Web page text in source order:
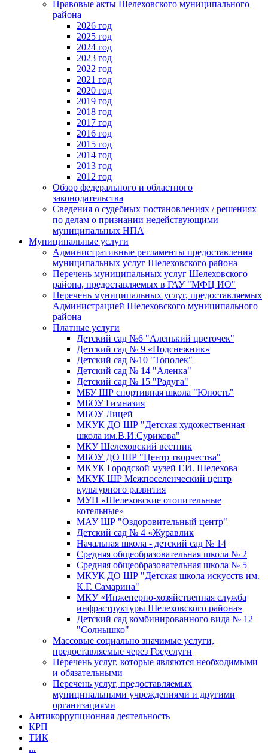
Правовые акты Шелеховского муниципального
района
2026 год
2025 год
2024 год
2023 год
2022 год
2021 год
2020 год
2019 год
2018 год
2017 год
2016 год
2015 год
2014 год
2013 год
2012 год
Обзор федерального и областного
законодательства
Сведения о судебных постановлениях / решениях
по делам о признании недействующими
муниципальных НПА
Муниципальные услуги
Административные регламенты предоставления
муниципальных услуг Шелеховского района
Перечень муниципальных услуг Шелеховского
района, предоставляемых в ГАУ "МФЦ ИО"
Перечень муниципальных услуг, предоставляемых
Администрацией Шелеховского муниципального
района
Платные услуги
Детский сад №6 "Аленький цветочек"
Детский сад № 9 «Подснежник»
Детский сад №10 "Тополек"
Детский сад № 14 "Аленка"
Детский сад № 15 "Радуга"
МБУ ШР спортивная школа "Юность"
МБОУ Гимназия
МБОУ Лицей
МКУК ДО ШР "Детская художественная
школа им.В.И.Сурикова"
МКУ Шелеховский вестник
МБОУ ДО ШР "Центр творчества"
МКУК Городской музей Г.И. Шелехова
МКУК ШР Межпоселенческий центр
культурного развития
МУП «Шелеховские отопительные
котельные»
МАУ ШР "Оздоровительный центр"
Детский сад № 4 «Журавлик
Начальная школа - детский сад № 14
Средняя общеобразовательная школа № 2
Средняя общеобразовательная школа № 5
МКУК ДО ШР "Детская школа искусств им.
К.Г. Самарина"
МКУ «Инженерно-хозяйственная служба
инфраструктуры Шелеховского района»
Детский сад комбинированного вида № 12
"Солнышко"
Массовые социально значимые услуги,
предоставляемые через Госуслуги
Перечень услуг, которые являются необходимыми
и обязательными
Перечень услуг, предоставляемых
муниципальными учреждениями и другими
организациями
Антикоррупционная деятельность
КРП
ТИК
...